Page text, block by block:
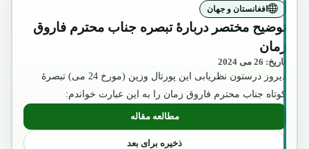
افغانستان و جهان
توضیح مختصر دربارۀ تبصره جناب محترم فاروق
زمان
تاریخ: 26 می 2024
دیروز درستون نظریابی این پورتال وزین (مورخ 24 می) تبصرۀ
کوتاه جناب محترم فاروق زمان را به این عبارت خواندم:
مطالعه مقاله: توضیح مختصر دربارۀ تبصره جناب محترم
ذخیره برای بعد